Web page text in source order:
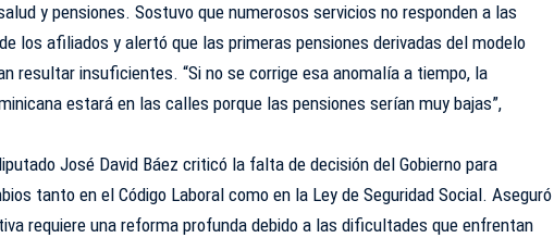
y pensiones. Sostuvo que numerosos servicios no responden a las
los afiliados y alertó que las primeras pensiones derivadas del modelo
resultar insuficientes. “Si no se corrige esa anomalía a tiempo, la
estará en las calles porque las pensiones serían muy bajas”,
José David Báez criticó la falta de decisión del Gobierno para
tanto en el Código Laboral como en la Ley de Seguridad Social. Aseguró
requiere una reforma profunda debido a las dificultades que enfrentan